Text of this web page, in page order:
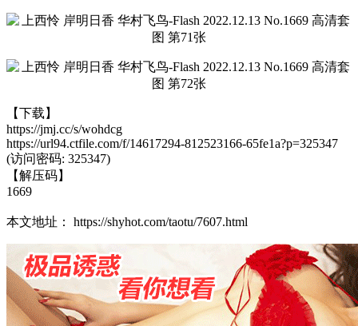
【下载】
https://jmj.cc/s/wohdcg
https://url94.ctfile.com/f/14617294-812523166-65fe1a?p=325347
(访问密码: 325347)
【解压码】
1669
本文地址： https://shyhot.com/taotu/7607.html